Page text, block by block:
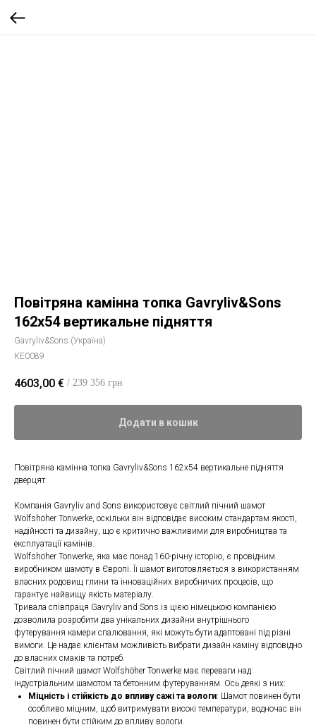
Повітряна камінна топка Gavryliv&Sons
162x54 вертикальне підняття
Gavryliv&Sons (Україна)
КЕ0089
4603,00 € / 239 356 грн
Додати в кошик
Повітряна камінна топка Gavryliv&Sons 162x54 вертикальне підняття
дверцят
Компанія Gavryliv and Sons використовує світлий пічний шамот
Wolfshöher Tonwerke, оскільки він відповідає високим стандартам якості,
надійності та дизайну, що є критично важливими для виробництва та
експлуатації камінів.
Wolfshöher Tonwerke, яка має понад 160-річну історію, є провідним
виробником шамоту в Європі. Її шамот виготовляється з використанням
власних родовищ глини та інноваційних виробничих процесів, що
гарантує найвищу якість матеріалу.
Тривала співпраця Gavryliv and Sons із цією німецькою компанією
дозволила розробити два унікальних дизайни внутрішнього
футерування камери спалювання, які можуть бути адаптовані під різні
вимоги. Це надає клієнтам можливість вибрати дизайн каміну відповідно
до власних смаків та потреб.
Світлий пічний шамот Wolfshöher Tonwerke має переваги над
індустріальним шамотом та бетонним футеруванням. Ось деякі з них:
Міцність і стійкість до впливу сажі та вологи: Шамот повинен бути
особливо міцним, щоб витримувати високі температури, водночас він
повинен бути стійким до впливу вологи.